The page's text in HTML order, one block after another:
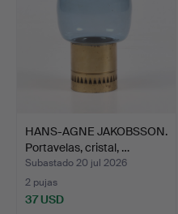
HANS-AGNE JAKOBSSON.
Portavelas, cristal, …
Subastado 20 jul 2026
2 pujas
37 USD